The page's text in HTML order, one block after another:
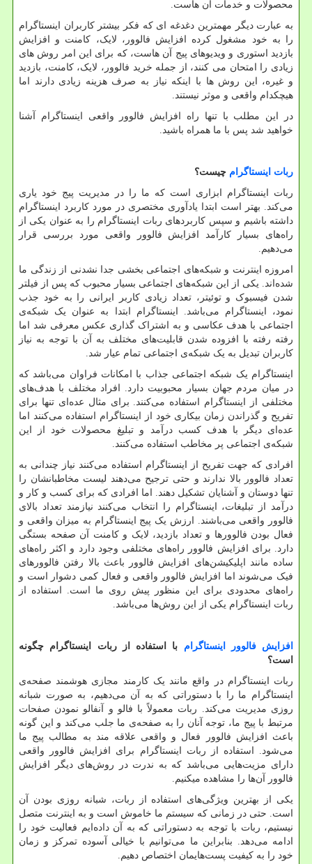
محصولات و خدمات آن هاست.
به عبارت دیگر مهمترین دغدغه ای که فکر بیشتر کاربران اینستاگرام
را به خود مشغول کرده افزایش فالوور، لایک، کامنت و افزایش
بازدید استوری و ویدیوهای پیج آن هاست، که برای این امر روش های
زیادی را امتحان می کنند، از جمله خرید فالوور، لایک، کامنت، بازدید
و غیره، این روش ها با اینکه نیاز به صرف هزینه زیادی دارند اما
هیچکدام واقعی و موثر نیستند.
در این مطلب با تنها راه افزایش فالوور واقعی اینستاگرام آشنا
خواهید شد پس با ما همراه باشید.
ربات اینستاگرام چیست؟
ربات اینستاگرام ابزاری است که ما را در مدیریت پیج خود یاری
می‌کند. بهتر است ابتدا یادآوری مختصری در مورد کاربرد اینستاگرام
داشته باشیم و سپس کاربرد‌های ربات اینستاگرام را به عنوان یکی از
راه‌های بسیار کارآمد افزایش فالوور واقعی مورد بررسی قرار
می‌دهیم.
امروزه اینترنت و شبکه‌های اجتماعی بخشی جدا نشدنی از زندگی ما
شده‌اند. یکی از این شبکه‌های اجتماعی بسیار محبوب که پس از فیلتر
شدن فیسبوک و توئیتر، تعداد زیادی کاربر ایرانی را به خود جذب
نمود، اینستاگرام می‌باشد. اینستاگرام ابتدا به عنوان یک شبکه‌ی
اجتماعی با هدف عکاسی و به اشتراک گذاری عکس معرفی شد اما
رفته رفته با افزوده شدن قابلیت‌های مختلف به آن با توجه به نیاز
کاربران تبدیل به یک شبکه‌ی اجتماعی تمام عیار شد.
اینستاگرام یک شبکه اجتماعی جذاب با امکانات فراوان می‌باشد که
در میان مردم جهان بسیار محبوبیت دارد. افراد مختلف با هدف‌های
مختلفی از اینستاگرام استفاده می‌کنند. برای مثال عده‌ای تنها برای
تفریح و گذراندن زمان بیکاری خود از اینستاگرام استفاده می‌کنند اما
عده‌ای دیگر با هدف کسب درآمد و تبلیغ محصولات خود از این
شبکه‌ی اجتماعی پر مخاطب استفاده می‌کنند.
افرادی که جهت تفریح از اینستاگرام استفاده می‌کنند نیاز چندانی به
تعداد فالوور بالا ندارند و حتی ترجیح می‌دهند لیست مخاطبانشان را
تنها دوستان و آشنایان تشکیل دهند. اما افرادی که برای کسب و کار و
درآمد از تبلیغات، اینستاگرام را انتخاب می‌کنند نیازمند تعداد بالای
فالوور واقعی می‌باشند. ارزش یک پیج اینستاگرام به میزان واقعی و
فعال بودن فالوورها و تعداد بازدید، لایک و کامنت آن صفحه‌ بستگی
دارد. برای افزایش فالوور راه‌های مختلفی وجود دارد و اکثر راه‌های
ساده مانند اپلیکیشن‌های افزایش فالوور باعث بالا رفتن فالوورهای
فیک می‌شوند اما افزایش فالوور واقعی و فعال کمی دشوار است و
راه‌های محدودی برای این منظور پیش روی ما است. استفاده از
ربات اینستاگرام یکی از این روش‌ها می‌باشد.
افزایش فالوور اینستاگرام با استفاده از ربات اینستاگرام چگونه
است؟
ربات اینستاگرام در واقع مانند یک کارمند مجازی هوشمند صفحه‌ی
اینستاگرام ما را با دستوراتی که به آن می‌دهیم، به صورت شبانه
روزی مدیریت می‌کند. ربات معمولاً با فالو و آنفالو نمودن صفحات
مرتبط با پیج ما، توجه آنان را به صفحه‌ی ما جلب می‌کند و این گونه
باعث افزایش فالوور فعال و واقعی علاقه مند به مطالب پیج ما
می‌شود. استفاده از ربات اینستاگرام برای افزایش فالوور واقعی
دارای مزیت‌هایی می‌باشد که به ندرت در روش‌های دیگر افزایش
فالوور آن‌ها را مشاهده میکنیم.
یکی از بهترین ویژگی‌های استفاده از ربات، شبانه روزی بودن آن
است. حتی در زمانی که سیستم ما خاموش است و به اینترنت متصل
نیستیم، ربات با توجه به دستوراتی که به آن داده‌ایم فعالیت خود را
ادامه می‌دهد. بنابراین ما می‌توانیم با خیالی آسوده تمرکز و زمان
خود را به کیفیت پست‌هایمان اختصاص دهیم.